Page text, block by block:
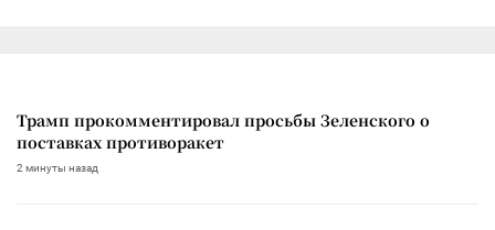
Трамп прокомментировал просьбы Зеленского о
поставках противоракет
2 минуты назад